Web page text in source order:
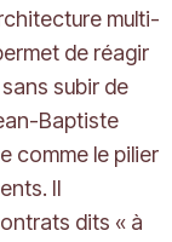
multi-
de réagir
subir de
Baptiste
comme le pilier
Il
dits « à